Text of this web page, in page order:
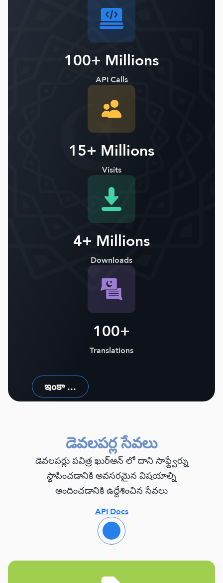
100+ Millions
API Calls
15+ Millions
Visits
4+ Millions
Downloads
100+
Translations
ఇంకా ...
డెవలపర్ల సేవలు
డెవలపర్లు పవిత్ర ఖుర్ఆన్ లో దాని సాఫ్ట్వేర్ను
స్థాపించడానికి అవసరమైన విషయాల్ని
అందించడానికి ఉద్దేశించిన సేవలు
API Docs